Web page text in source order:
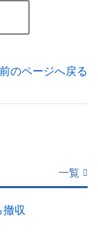
前のページへ戻る
一覧
撤収